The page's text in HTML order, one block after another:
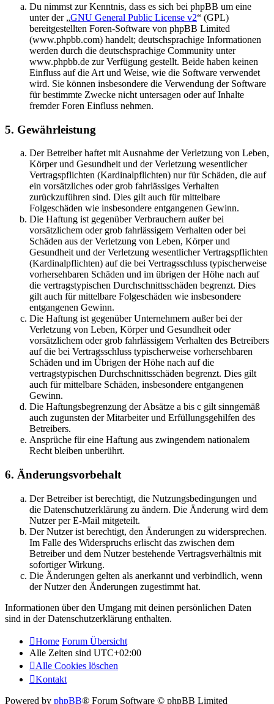
Du nimmst zur Kenntnis, dass es sich bei phpBB um eine
unter der „GNU General Public License v2“ (GPL)
bereitgestellten Foren-Software von phpBB Limited
(www.phpbb.com) handelt; deutschsprachige Informationen
werden durch die deutschsprachige Community unter
www.phpbb.de zur Verfügung gestellt. Beide haben keinen
Einfluss auf die Art und Weise, wie die Software verwendet
wird. Sie können insbesondere die Verwendung der Software
für bestimmte Zwecke nicht untersagen oder auf Inhalte
fremder Foren Einfluss nehmen.
5. Gewährleistung
Der Betreiber haftet mit Ausnahme der Verletzung von Leben,
Körper und Gesundheit und der Verletzung wesentlicher
Vertragspflichten (Kardinalpflichten) nur für Schäden, die auf
ein vorsätzliches oder grob fahrlässiges Verhalten
zurückzuführen sind. Dies gilt auch für mittelbare
Folgeschäden wie insbesondere entgangenen Gewinn.
Die Haftung ist gegenüber Verbrauchern außer bei
vorsätzlichem oder grob fahrlässigem Verhalten oder bei
Schäden aus der Verletzung von Leben, Körper und
Gesundheit und der Verletzung wesentlicher Vertragspflichten
(Kardinalpflichten) auf die bei Vertragsschluss typischerweise
vorhersehbaren Schäden und im übrigen der Höhe nach auf
die vertragstypischen Durchschnittsschäden begrenzt. Dies
gilt auch für mittelbare Folgeschäden wie insbesondere
entgangenen Gewinn.
Die Haftung ist gegenüber Unternehmern außer bei der
Verletzung von Leben, Körper und Gesundheit oder
vorsätzlichem oder grob fahrlässigem Verhalten des Betreibers
auf die bei Vertragsschluss typischerweise vorhersehbaren
Schäden und im Übrigen der Höhe nach auf die
vertragstypischen Durchschnittsschäden begrenzt. Dies gilt
auch für mittelbare Schäden, insbesondere entgangenen
Gewinn.
Die Haftungsbegrenzung der Absätze a bis c gilt sinngemäß
auch zugunsten der Mitarbeiter und Erfüllungsgehilfen des
Betreibers.
Ansprüche für eine Haftung aus zwingendem nationalem
Recht bleiben unberührt.
6. Änderungsvorbehalt
Der Betreiber ist berechtigt, die Nutzungsbedingungen und
die Datenschutzerklärung zu ändern. Die Änderung wird dem
Nutzer per E-Mail mitgeteilt.
Der Nutzer ist berechtigt, den Änderungen zu widersprechen.
Im Falle des Widerspruchs erlischt das zwischen dem
Betreiber und dem Nutzer bestehende Vertragsverhältnis mit
sofortiger Wirkung.
Die Änderungen gelten als anerkannt und verbindlich, wenn
der Nutzer den Änderungen zugestimmt hat.
Informationen über den Umgang mit deinen persönlichen Daten
sind in der Datenschutzerklärung enthalten.
Home Forum Übersicht
Alle Zeiten sind UTC+02:00
Alle Cookies löschen
Kontakt
Powered by phpBB® Forum Software © phpBB Limited